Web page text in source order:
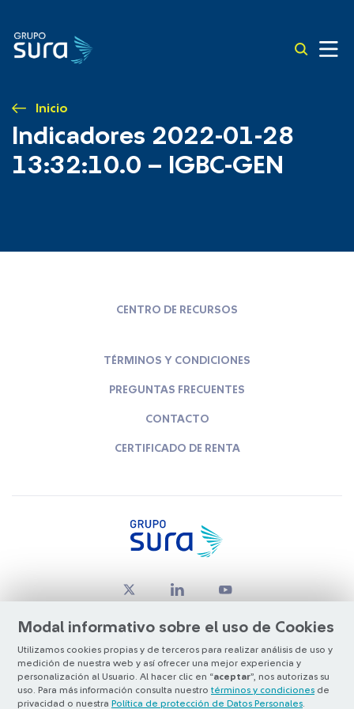
Inicio
Indicadores 2022-01-28
13:32:10.0 – IGBC-GEN
Modal informativo sobre el uso de Cookies
Utilizamos cookies propias y de terceros para realizar análisis de uso y
medición de nuestra web y así ofrecer una mejor experiencia y
personalización al Usuario. Al hacer clic en “aceptar”, nos autorizas su
uso. Para más información consulta nuestro términos y condiciones de
privacidad o nuestra Política de protección de Datos Personales
CENTRO DE RECURSOS
TÉRMINOS Y CONDICIONES
PREGUNTAS FRECUENTES
CONTACTO
CERTIFICADO DE RENTA
© Copyright Grupo SURA 2026